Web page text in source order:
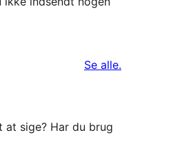
Se alleanmeldelser
.
at sige? Har du brug